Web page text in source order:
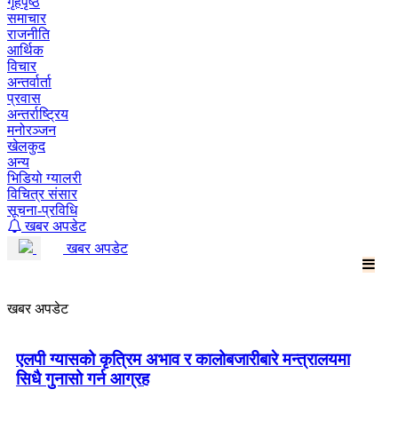
समाचार
राजनीति
आर्थिक
विचार
अन्तर्वार्ता
प्रवास
अन्तर्राष्ट्रिय
मनोरञ्जन
खेलकुद
अन्य
भिडियो ग्यालरी
विचित्र संसार
सूचना-प्रविधि
खबर अपडेट
खबर अपडेट
खबर अपडेट
एलपी ग्यासको कृत्रिम अभाव र कालोबजारीबारे मन्त्रालयमा
सिधै गुनासो गर्न आग्रह